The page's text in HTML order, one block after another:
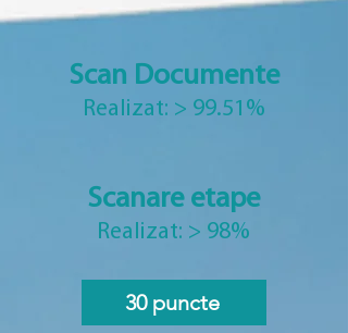
Scan Documente
Realizat: > 99.51%
Scanare etape
Realizat: > 98%
30 puncte